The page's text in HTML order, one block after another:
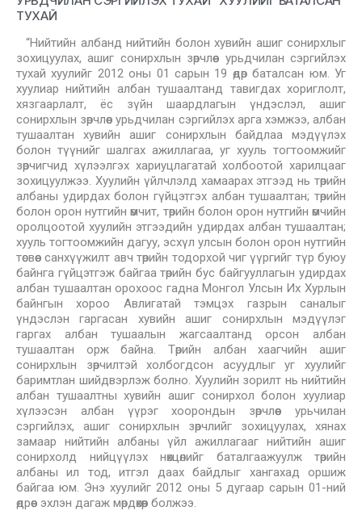
ТУХАЙ
“Нийтийн албанд нийтийн болон хувийн ашиг сонирхлыг
зохицуулах, ашиг сонирхлын зөрчлөөс урьдчилан сэргийлэх
тухай хуулийг 2012 оны 01 сарын 19 өдөр баталсан юм. Уг
хуулиар нийтийн албан тушаалтанд тавигдах хориглолт,
хязгаарлалт, ёс зүйн шаардлагын үндэслэл, ашиг
сонирхлын зөрчлөөс урьдчилан сэргийлэх арга хэмжээ, албан
тушаалтан хувийн ашиг сонирхлын байдлаа мэдүүлэх
болон түүнийг шалгах ажиллагаа, уг хууль тогтоомжийг
зөрчигчид хүлээлгэх хариуцлагатай холбоотой харилцааг
зохицуулжээ. Хуулийн үйлчлэлд хамаарах этгээд нь төрийн
албаны удирдах болон гүйцэтгэх албан тушаалтан; төрийн
болон орон нутгийн өмчит, төрийн болон орон нутгийн өмчийн
оролцоотой хуулийн этгээдийн удирдах албан тушаалтан;
хууль тогтоомжийн дагуу, эсхүл улсын болон орон нутгийн
төсвөөс санхүүжилт авч төрийн тодорхой чиг үүргийг түр буюу
байнга гүйцэтгэж байгаа төрийн бус байгууллагын удирдах
албан тушаалтан орохоос гадна Монгол Улсын Их Хурлын
байнгын хороо Авлигатай тэмцэх газрын саналыг
үндэслэн гаргасан хувийн ашиг сонирхлын мэдүүлэг
гаргах албан тушаалын жагсаалтанд орсон албан
тушаалтан орж байна. Төрийн албан хаагчийн ашиг
сонирхлын зөрчилтэй холбогдсон асуудлыг уг хуулийг
баримтлан шийдвэрлэж болно. Хуулийн зорилт нь нийтийн
албан тушаалтны хувийн ашиг сонирхол болон хуулиар
хүлээсэн албан үүрэг хоорондын зөрчлөөс урьчилан
сэргийлэх, ашиг сонирхлын зөрчлийг зохицуулах, хянах
замаар нийтийн албаны үйл ажиллагааг нийтийн ашиг
сонирхолд нийцүүлэх нөхцөлийг баталгаажуулж төрийн
албаны ил тод, итгэл даах байдлыг хангахад оршиж
байгаа юм. Энэ хуулийг 2012 оны 5 дугаар сарын 01-ний
өдрөөс эхлэн дагаж мөрдөхөөр болжээ.